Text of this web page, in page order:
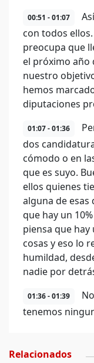
00:51 - 01:07
con todos
preocupa que
el próximo año
nuestro
hemos
diputaciones
01:07 - 01:36
dos
cómodo o en
que es suyo.
ellos quienes
alguna de esas
que hay un
piensa que
cosas y eso lo
humildad,
nadie por
01:36 - 01:39
tenemos
Relacionados